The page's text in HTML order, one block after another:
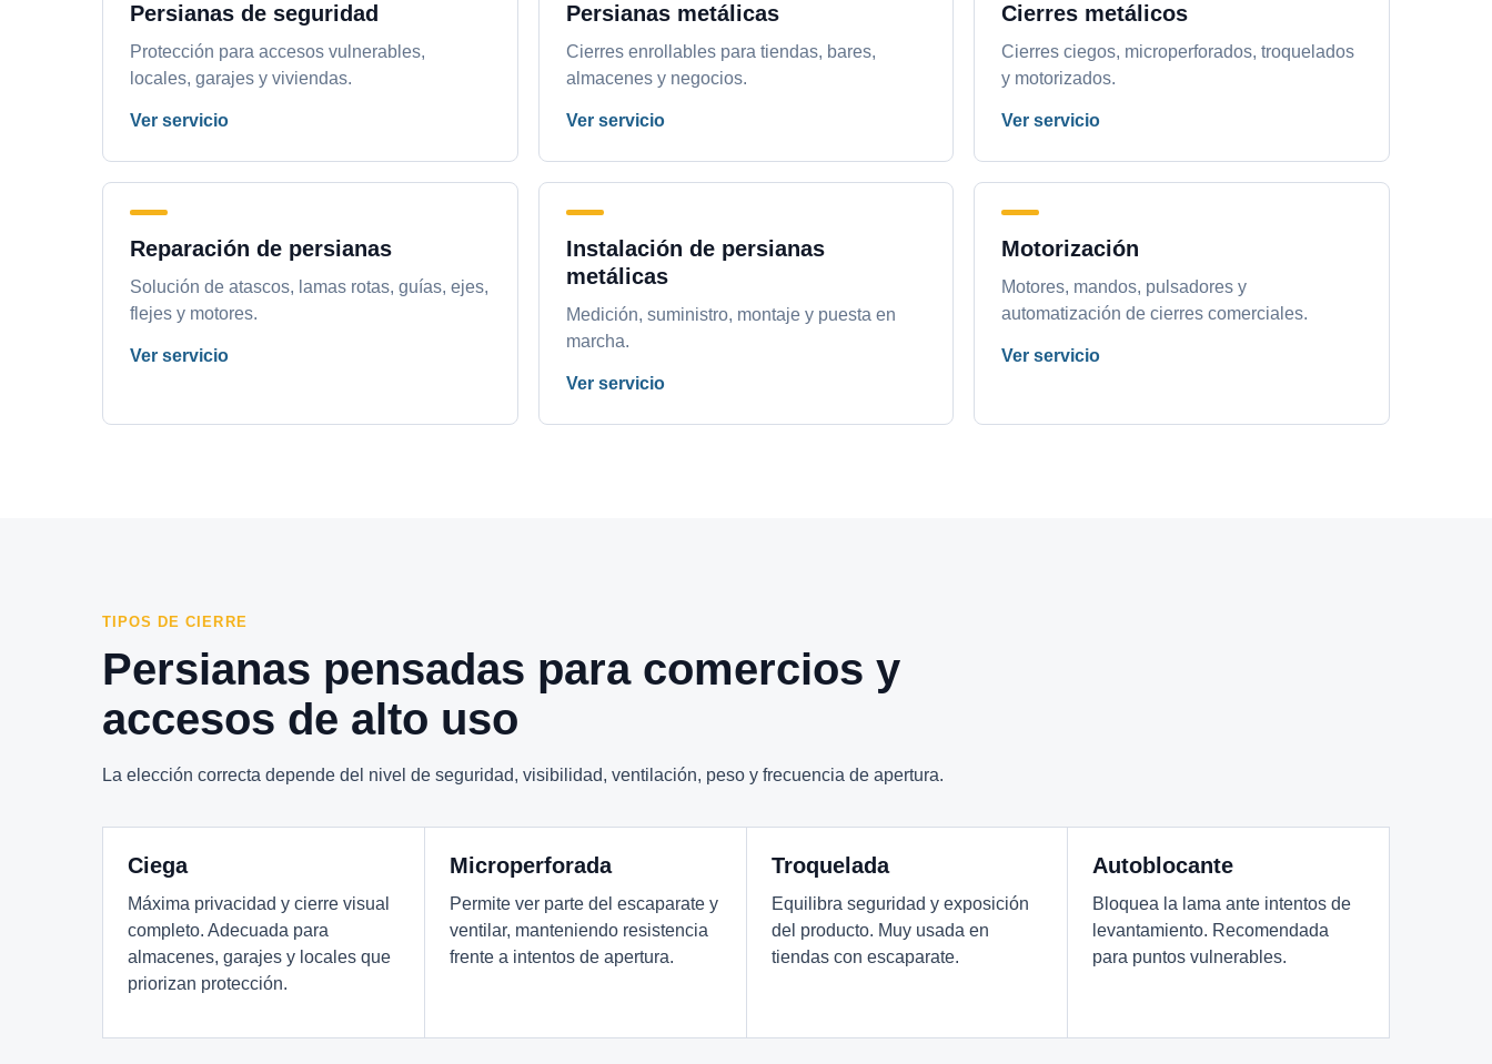
Persianas de seguridad
Protección para accesos vulnerables,
locales, garajes y viviendas.
Ver servicio
Persianas metálicas
Cierres enrollables para tiendas, bares,
almacenes y negocios.
Ver servicio
Cierres metálicos
Cierres ciegos, microperforados, troquelados
y motorizados.
Ver servicio
Reparación de persianas
Solución de atascos, lamas rotas, guías, ejes,
flejes y motores.
Ver servicio
Instalación de persianas
metálicas
Medición, suministro, montaje y puesta en
marcha.
Ver servicio
Motorización
Motores, mandos, pulsadores y
automatización de cierres comerciales.
Ver servicio
TIPOS DE CIERRE
Persianas pensadas para comercios y
accesos de alto uso
La elección correcta depende del nivel de seguridad, visibilidad, ventilación, peso y frecuencia de apertura.
Ciega
Máxima privacidad y cierre visual
completo. Adecuada para
almacenes, garajes y locales que
priorizan protección.
Microperforada
Permite ver parte del escaparate y
ventilar, manteniendo resistencia
frente a intentos de apertura.
Troquelada
Equilibra seguridad y exposición
del producto. Muy usada en
tiendas con escaparate.
Autoblocante
Bloquea la lama ante intentos de
levantamiento. Recomendada
para puntos vulnerables.